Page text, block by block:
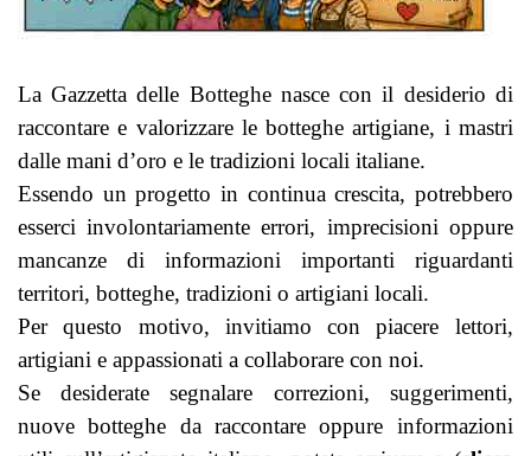
La Gazzetta delle Botteghe nasce con il desiderio di
raccontare e valorizzare le botteghe artigiane, i mastri
dalle mani d’oro e le tradizioni locali italiane.
Essendo un progetto in continua crescita, potrebbero
esserci involontariamente errori, imprecisioni oppure
mancanze di informazioni importanti riguardanti
territori, botteghe, tradizioni o artigiani locali.
Per questo motivo, invitiamo con piacere lettori,
artigiani e appassionati a collaborare con noi.
Se desiderate segnalare correzioni, suggerimenti,
nuove botteghe da raccontare oppure informazioni